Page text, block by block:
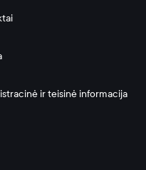
ir teisinė informacija